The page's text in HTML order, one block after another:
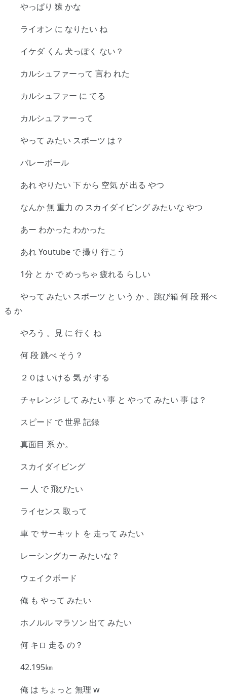
やっぱり 猿 かな
ライオン に なりたい ね
イケダ くん 犬っぽく ない？
カルシュファーって 言わ れた
カルシュファー に てる
カルシュファーって
やって みたい スポーツ は？
バレーボール
あれ やりたい 下 から 空気 が 出る やつ
なんか 無 重力 の スカイダイビング みたいな やつ
あー わかった わかった
あれ Youtube で 撮り 行こう
1分 と か で めっちゃ 疲れる らしい
やって みたい スポーツ と いう か 、跳び箱 何 段 飛べ
る か
やろう 。見 に 行く ね
何 段 跳べ そう？
２０は いける 気 が する
チャレンジ して みたい 事 と やって みたい 事 は？
スピード で 世界 記録
真面目 系 か。
スカイダイビング
一 人 で 飛びたい
ライセンス 取って
車 で サーキット を 走って みたい
レーシングカー みたいな？
ウェイクボード
俺 も やって みたい
ホノルル マラソン 出て みたい
何 キロ 走る の？
42.195㎞
俺 は ちょっと 無理 w